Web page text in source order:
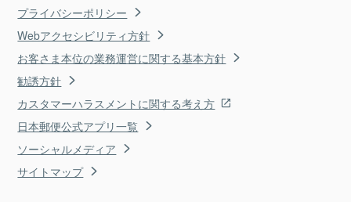
プライバシーポリシー
Webアクセシビリティ方針
お客さま本位の業務運営に関する基本方針
勧誘方針
カスタマーハラスメントに関する考え方
日本郵便公式アプリ一覧
ソーシャルメディア
サイトマップ